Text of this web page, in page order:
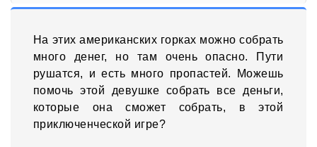
На этих американских горках можно собрать
много денег, но там очень опасно. Пути
рушатся, и есть много пропастей. Можешь
помочь этой девушке собрать все деньги,
которые она сможет собрать, в этой
приключенческой игре?